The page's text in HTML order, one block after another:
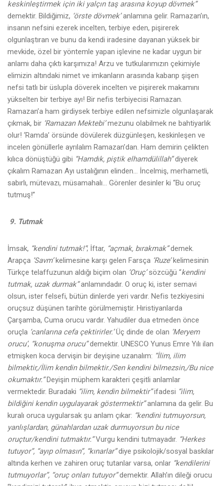
keskinleştirmek için iki yalçın taş arasına koyup dövmek”
demektir. Bildiğimiz, ‘örste dövmek’anlamına gelir. Ramazan’ın,
insanın nefsini ezerek incelten, terbiye eden, pişirerek
olgunlaştıran ve bunu da kendi iradesine dayanan yüksek bir
mevkide, özel bir yöntemle yapan işlevine ne kadar uygun bir
anlamı daha çıktı karşımıza! Arzu ve tutkularımızın çekimiyle
elimizin altındaki nimet ve imkanların arasında kabarıp şişen
nefsi tatlı bir üslupla döverek incelten ve pişirerek makamını
yükselten bir terbiye ayı! Bir nefis terbiyecisi Ramazan.
Ramazan’a ham girdiysek terbiye edilen nefsimizle olgunlaşarak
çıkmak, bir ‘Ramazan Mektebi’mezunu olabilmek ne bahtiyarlık
olur! ‘Ramda’ örsünde dövülerek düzgünleşen, keskinleşen ve
incelen gönüllerle ayrılalım Ramazan’dan. Ham demirin çelikten
kılıca dönüştüğü gibi “Hamdık, piştik elhamdülillah”diyerek
çıkalım Ramazan Ayı ustalığının elinden… İncelmiş, merhametli,
sabırlı, mütevazı, müsamahalı… Görenler desinler ki “Bu oruç
tutmuş!”
9. Tutmak
İmsak, “kendini tutmak!”; İftar, “açmak, bırakmak”demek.
Arapça ‘Savm’kelimesine karşı gelen Farsça ‘Ruze’kelimesinin
Türkçe telaffuzunun aldığı biçim olan ‘Oruç’sözcüğü “kendini
tutmak, uzak durmak”anlamındadır. O oruç ki, ister semavi
olsun, ister felsefi, bütün dinlerde yeri vardır. Nefis tezkiyesini
oruçsuz düşünen tarihte görülmemiştir. Hıristiyanlarda
Çarşamba, Cuma orucu vardır. Yahudiler dua etmeden önce
oruçla ‘canlarına cefa çektirirler.’Üç dinde de olan ‘Meryem
orucu’, “konuşma orucu”demektir. UNESCO Yunus Emre Yılı ilan
etmişken koca dervişin bir deyişine uzanalım: “İlim, ilim
bilmektir,/İlim kendin bilmektir./Sen kendini bilmezsin,/Bu nice
okumaktır.”Deyişin müphem karakteri çeşitli anlamlar
vermektedir. Buradaki “ilim, kendin bilmektir”ifadesi “ilim,
bildiğini kendin uygulayarak göstermektir”anlamına da gelir. Bu
kuralı oruca uygularsak şu anlam çıkar: “kendini tutmuyorsun,
yanlışlardan, günahlardan uzak durmuyorsun bu nice
oruçtur/kendini tutmaktır.”Vurgu kendini tutmayadır. “Herkes
tutuyor”, “ayıp olmasın”, “kınarlar”diye psikolojik/sosyal baskılar
altında kerhen ve zahiren oruç tutanlar varsa, onlar “kendilerini
tutmuyorlar”, “oruç onları tutuyor”demektir. Allah’ın dileği orucu